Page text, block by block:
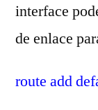
interface
de enlace
route add